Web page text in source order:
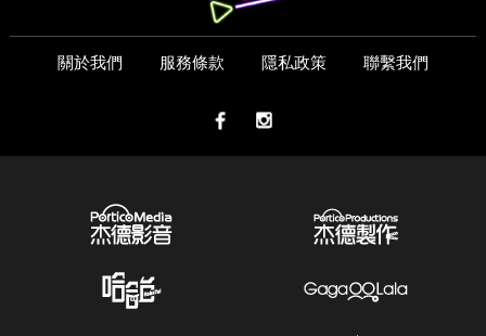
關於我們 服務條款 隱私政策 聯繫我們